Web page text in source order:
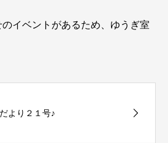
イベントがあるため、ゆうぎ室
より２１号♪